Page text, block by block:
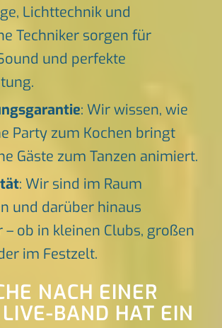
Lichttechnik und
Techniker sorgen für
und perfekte
: Wir wissen, wie
Party zum Kochen bringt
Gäste zum Tanzen animiert.
: Wir sind im Raum
und darüber hinaus
– ob in kleinen Clubs, großen
im Festzelt.
NACH EINER
BAND HAT EIN